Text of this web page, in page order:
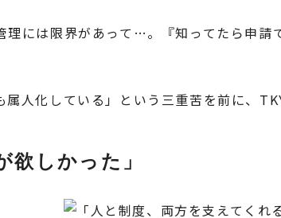
理には限界があって…。『知ってたら申請
人化している」という三重苦を前に、
欲しかった」